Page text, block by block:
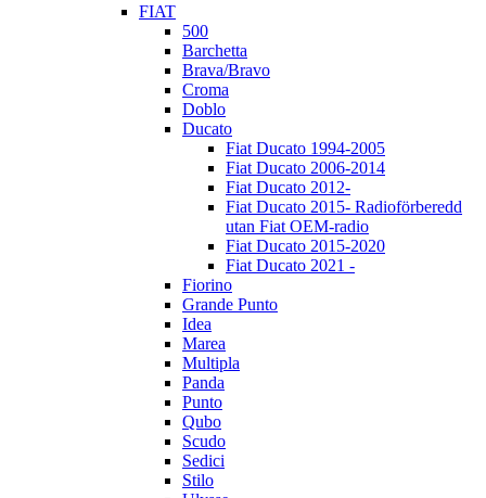
FIAT
500
Barchetta
Brava/Bravo
Croma
Doblo
Ducato
Fiat Ducato 1994-2005
Fiat Ducato 2006-2014
Fiat Ducato 2012-
Fiat Ducato 2015- Radioförberedd
utan Fiat OEM-radio
Fiat Ducato 2015-2020
Fiat Ducato 2021 -
Fiorino
Grande Punto
Idea
Marea
Multipla
Panda
Punto
Qubo
Scudo
Sedici
Stilo